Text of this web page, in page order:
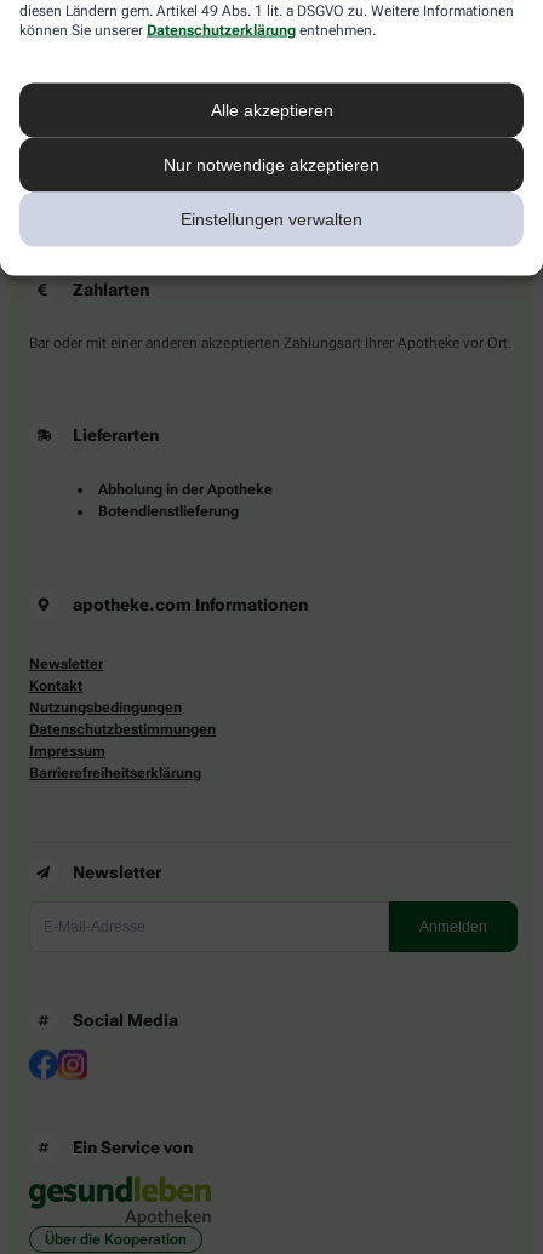
diesen Ländern gem. Artikel 49 Abs. 1 lit. a DSGVO zu. Weitere Informationen
können Sie unserer Datenschutzerklärung entnehmen.
Alle akzeptieren
Nur notwendige akzeptieren
Einstellungen verwalten
Information der Apotheke im Kaufland Mayen
Apotheke im Kaufland Mayen
Inhaber: Rita Henrich-Winnen
56727 Mayen
Kontaktieren Sie uns direkt.
Zahlarten
Bar oder mit einer anderen akzeptierten Zahlungsart Ihrer Apotheke vor Ort.
Lieferarten
Abholung in der Apotheke
Botendienstlieferung
apotheke.com Informationen
Newsletter
Kontakt
Nutzungsbedingungen
Datenschutzbestimmungen
Impressum
Barrierefreiheitserklärung
Newsletter
Social Media
Ein Service von
Über die Kooperation